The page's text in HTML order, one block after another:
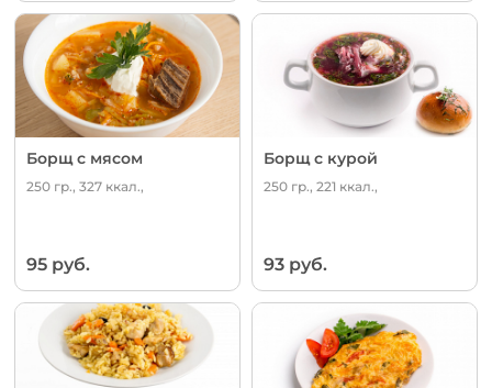
Борщ с мясом
250 гр., 327 ккал.,
95 руб.
Борщ с курой
250 гр., 221 ккал.,
93 руб.